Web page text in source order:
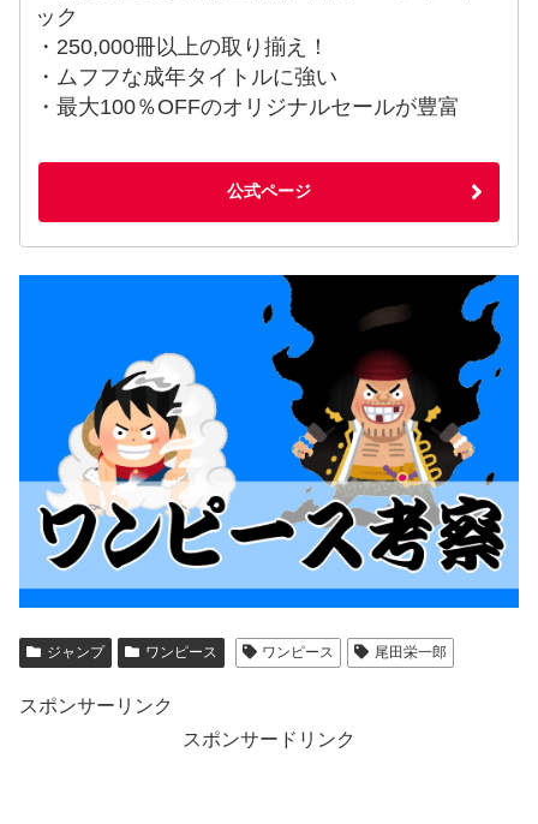
ック
・250,000冊以上の取り揃え！
・ムフフな成年タイトルに強い
・最大100％OFFのオリジナルセールが豊富
公式ページ
ジャンプ ワンピース ワンピース 尾田栄一郎
スポンサーリンク
スポンサードリンク